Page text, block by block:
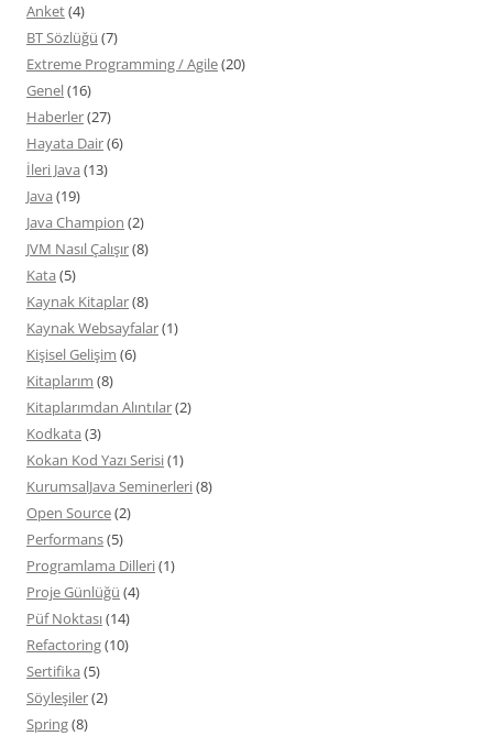
Anket(4)
BT Sözlüğü (7)
Extreme Programming / Agile(20)
Genel(16)
Haberler(27)
Hayata Dair(6)
İleri Java (13)
Java (19)
Java Champion (2)
JVM Nasıl Çalışır(8)
Kata (5)
Kaynak Kitaplar(8)
Kaynak Websayfalar(1)
Kişisel Gelişim (6)
Kitaplarım (8)
Kitaplarımdan Alıntılar(2)
Kodkata (3)
Kokan Kod Yazı Serisi(1)
KurumsalJava Seminerleri(8)
Open Source(2)
Performans(5)
Programlama Dilleri(1)
Proje Günlüğü (4)
Püf Noktası(14)
Refactoring(10)
Sertifika (5)
Söyleşiler(2)
Spring(8)